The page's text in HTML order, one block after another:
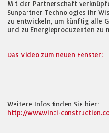
Mit der Partnerschaft
Sunpartner Technologies ihr
zu entwickeln, um künftig alle
und zu Energieproduzenten zu
Das Video zum neuen Fenster:
Weitere Infos finden Sie hier:
http://www.vinci-